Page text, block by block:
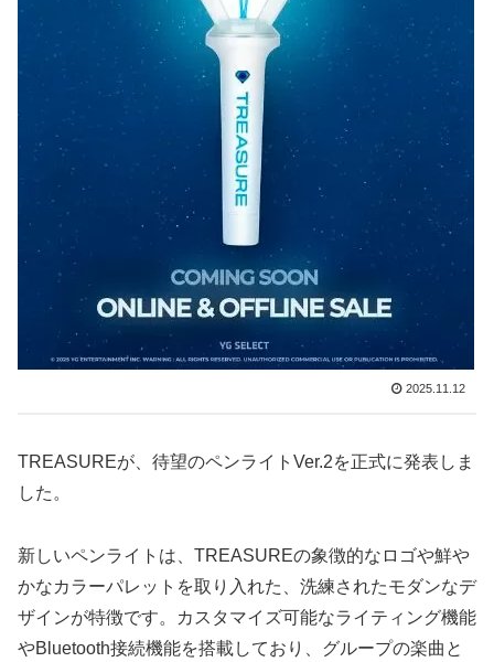
2025.11.12
TREASUREが、待望のペンライトVer.2を正式に発表しま
した。
新しいペンライトは、TREASUREの象徴的なロゴや鮮や
かなカラーパレットを取り入れた、洗練されたモダンなデ
ザインが特徴です。カスタマイズ可能なライティング機能
やBluetooth接続機能を搭載しており、グループの楽曲と